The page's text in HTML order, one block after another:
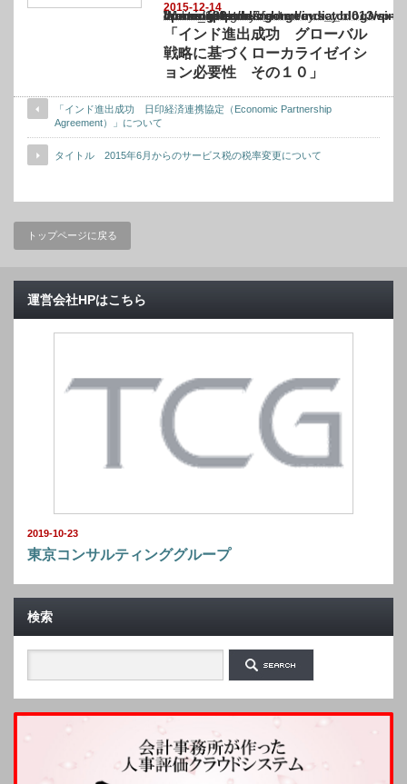
2015-12-14
Warning
: Undefined array key "show_category" in
/home/netst/kuno-cpa.co.jp/public_html/india_blog/wp-content/themes/
on line183
「インド進出成功 グローバル
戦略に基づくローカライゼイシ
ョン必要性 その１０」
「インド進出成功 日印経済連携協定（Economic Partnership
Agreement）」について
タイトル 2015年6月からのサービス税の税率変更について
トップページに戻る
運営会社HPはこちら
2019-10-23
東京コンサルティンググループ
検索